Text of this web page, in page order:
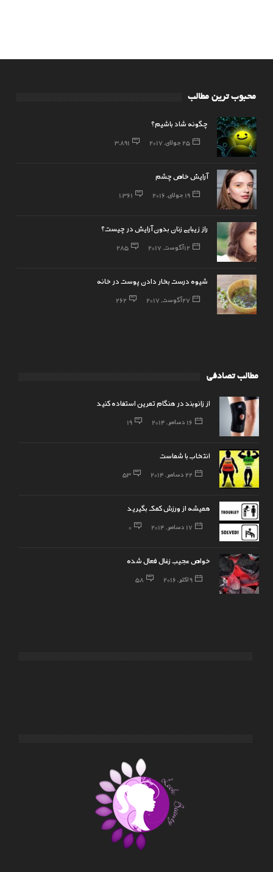
محبوب ترین مطالب
چگونه شاد باشیم؟
25 جولای, 2017 3,891
آرایش خاص چشم
19 جولای, 2016 1,361
راز زیبایی زنان بدون آرایش در چیست؟
12 آگوست, 2017 285
شیوه درست بخار دادن پوست در خانه
27 آگوست, 2017 262
مطالب تصادفی
از زانوبند در هنگام تمرین استفاده کنید
16 دسامبر, 2014 19
انتخاب با شماست
22 دسامبر, 2014 53
همیشه از ورزش کمک بگیرید
17 دسامبر, 2014 0
خواص عجیب زغال فعال شده
9 اکتبر, 2016 58